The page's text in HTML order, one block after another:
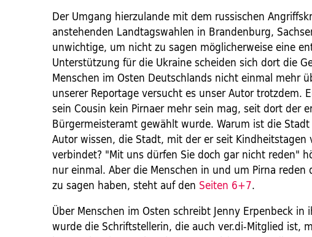
Der Umgang hierzulande mit dem russischen
anstehenden Landtagswahlen in Brandenburg,
unwichtige, um nicht zu sagen möglicherweise eine
Unterstützung für die Ukraine scheiden sich dort die
Menschen im Osten Deutschlands nicht einmal mehr
unserer Reportage versucht es unser Autor trotzdem.
sein Cousin kein Pirnaer mehr sein mag, seit dort der
Bürgermeisteramt gewählt wurde. Warum ist die
Autor wissen, die Stadt, mit der er seit Kindheitstagen
verbindet? "Mit uns dürfen Sie doch gar nicht reden"
nur einmal. Aber die Menschen in und um Pirna
zu sagen haben, steht auf den Seiten 6+7.
Über Menschen im Osten schreibt Jenny Erpenbeck
wurde die Schriftstellerin, die auch ver.di-Mitglied ist,